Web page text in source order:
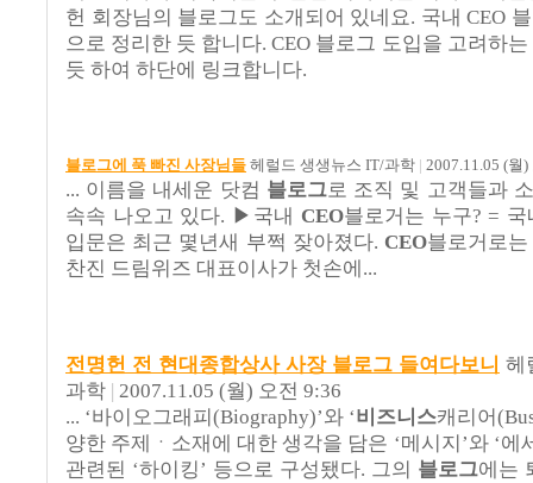
헌 회장님의 블로그도 소개되어 있네요. 국내 CEO
으로 정리한 듯 합니다. CEO 블로그 도입을 고려하
듯 하여 하단에 링크합니다.
블로그에 푹 빠진 사장님들 헤럴드 생생뉴스 IT/과학 | 2007.11.05 (월
... 이름을 내세운 닷컴 블로그로 조직 및 고객들과
속속 나오고 있다. ▶국내 CEO블로거는 누구? =
입문은 최근 몇년새 부쩍 잦아졌다.CEO블로거로
찬진 드림위즈 대표이사가 첫손에...
전명헌 전 현대종합상사 사장 블로그 들여다보니 헤
과학 2007.11.05 (월) 오전 9:36
... ‘바이오그래피(Biography)’와 ‘비즈니스캐리어
양한 주제ㆍ소재에 대한 생각을 담은 ‘메시지’와 ‘에
관련된 ‘하이킹’ 등으로 구성됐다. 그의 블로그에는